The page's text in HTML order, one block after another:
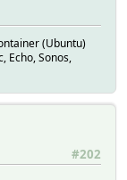
(Ubuntu)
Echo, Sonos,
#202